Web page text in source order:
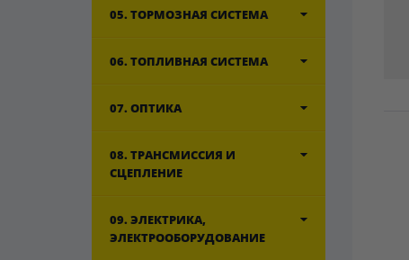
05. ТОРМОЗНАЯ СИСТЕМА
06. ТОПЛИВНАЯ СИСТЕМА
07. ОПТИКА
08. ТРАНСМИССИЯ И
СЦЕПЛЕНИЕ
09. ЭЛЕКТРИКА,
ЭЛЕКТРООБОРУДОВАНИЕ